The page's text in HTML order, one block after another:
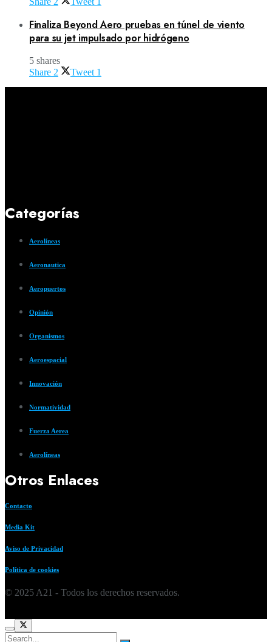
Finaliza Beyond Aero pruebas en túnel de viento
para su jet impulsado por hidrógeno
5 shares
Share 2 Tweet 1
Categorías
Aerolíneas
Aeronautica
Aeropuertos
Opinión
Organismos
Aeroespacial
Innovación
Normatividad
Fuerza Aerea
Aerolíneas
Otros Enlaces
Contacto
Media Kit
Aviso de Privacidad
Política de cookies
© 2025 A21 - Todos los derechos reservados.